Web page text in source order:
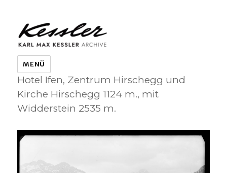
KARL MAX KESSLER ARCHIVE
MENÜ
Hotel Ifen, Zentrum Hirschegg und
Kirche Hirschegg 1124 m., mit
Widderstein 2535 m.